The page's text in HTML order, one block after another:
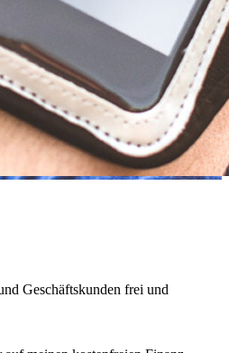
Geschäftskunden frei und